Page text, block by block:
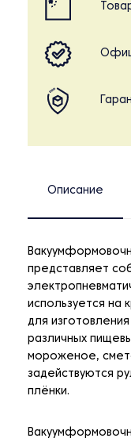
Описание
представляет
используется на
для
различных
мороженое,
задействуются
плёнки.